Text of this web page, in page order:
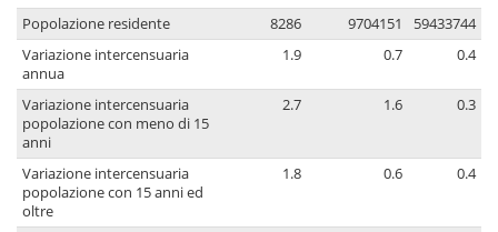
Popolazione residente 8286 9704151
59433744
Variazione intercensuaria
annua
1.9 0.7 0.4
Variazione intercensuaria
popolazione con meno di 15
anni
2.7 1.6 0.3
Variazione intercensuaria
popolazione con 15 anni ed
oltre
1.8 0.6 0.4